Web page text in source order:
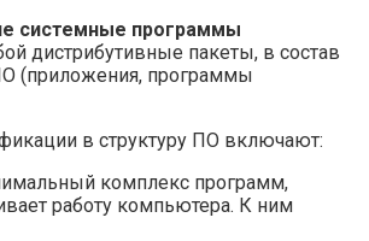
системные программы
дистрибутивные пакеты, в состав
(приложения, программы
в структуру ПО включают:
комплекс программ,
работу компьютера. К ним